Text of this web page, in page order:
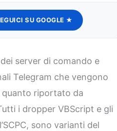
SU GOOGLE ★
server di comando e
Telegram che vengono
riportato da
i dropper VBScript e gli
sono varianti del